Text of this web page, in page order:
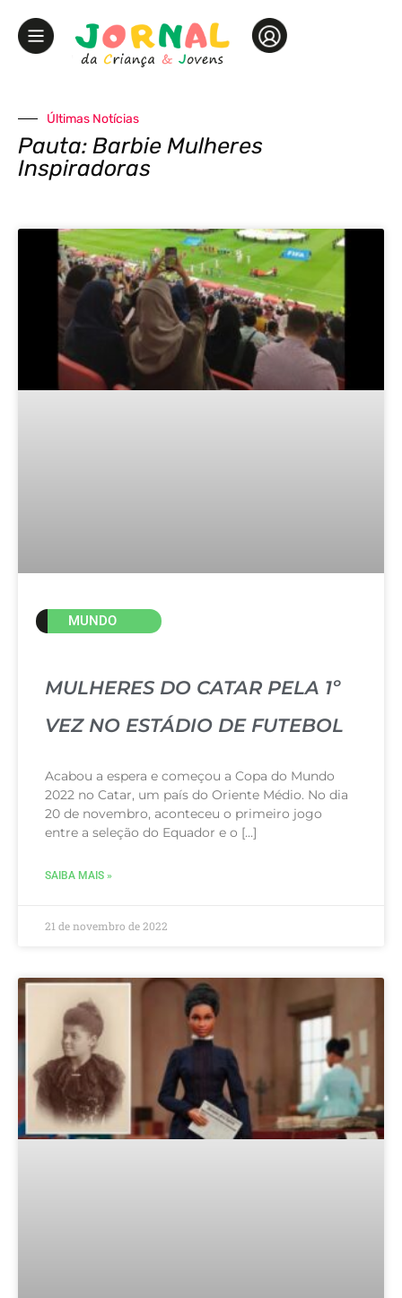
Últimas Notícias
Pauta: Barbie Mulheres
Inspiradoras
MUNDO
MULHERES DO CATAR PELA 1º
VEZ NO ESTÁDIO DE FUTEBOL
Acabou a espera e começou a Copa do Mundo
2022 no Catar, um país do Oriente Médio. No dia
20 de novembro, aconteceu o primeiro jogo
entre a seleção do Equador e o […]
SAIBA MAIS »
21 de novembro de 2022